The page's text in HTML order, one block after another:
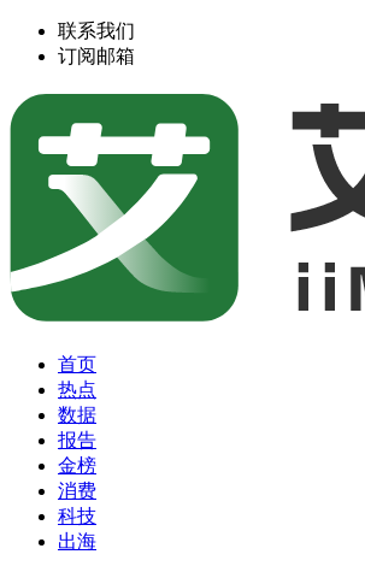
联系我们
订阅邮箱
首页
热点
数据
报告
金榜
消费
科技
出海